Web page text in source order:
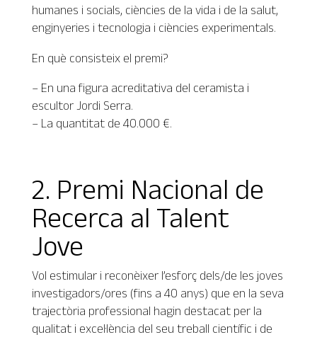
humanes i socials, ciències de la vida i de la salut,
enginyeries i tecnologia i ciències experimentals.
En què consisteix el premi?
– En una figura acreditativa del ceramista i
escultor Jordi Serra.
– La quantitat de 40.000 €.
2. Premi Nacional de
Recerca al Talent
Jove
Vol estimular i reconèixer l’esforç dels/de les joves
investigadors/ores (fins a 40 anys) que en la seva
trajectòria professional hagin destacat per la
qualitat i excel·lència del seu treball científic i de